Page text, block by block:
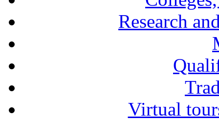
Research
Virtual